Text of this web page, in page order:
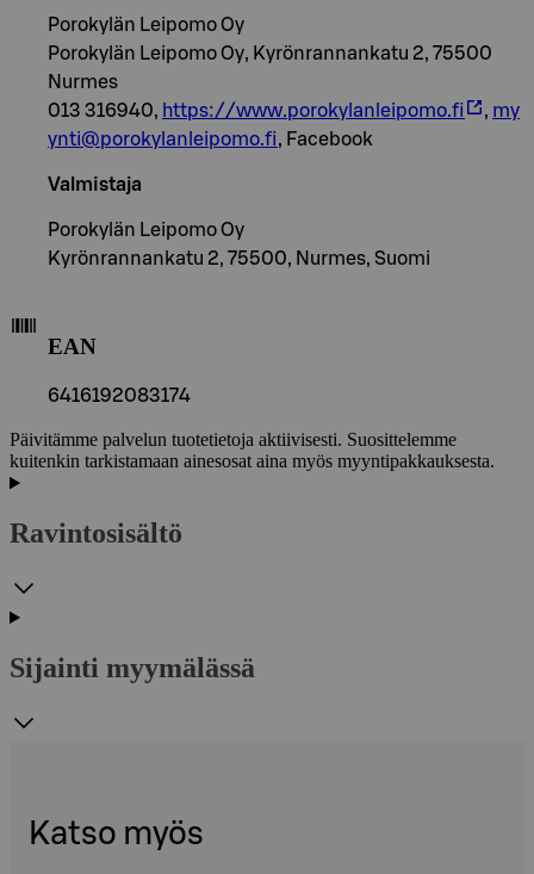
Porokylän Leipomo Oy
Porokylän Leipomo Oy, Kyrönrannankatu 2, 75500
Nurmes
013 316940, https://www.porokylanleipomo.fi , my
ynti@porokylanleipomo.fi, Facebook
Valmistaja
Porokylän Leipomo Oy
Kyrönrannankatu 2, 75500, Nurmes, Suomi
EAN
6416192083174
Päivitämme palvelun tuotetietoja aktiivisesti. Suosittelemme
kuitenkin tarkistamaan ainesosat aina myös myyntipakkauksesta.
Ravintosisältö
Sijainti myymälässä
Katso myös